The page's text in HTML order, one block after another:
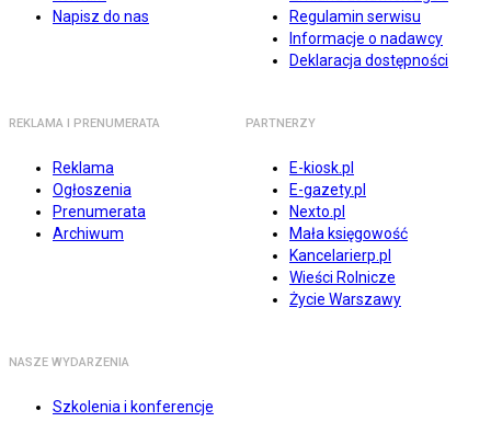
Napisz do nas
Regulamin serwisu
Informacje o nadawcy
Deklaracja dostępności
REKLAMA I PRENUMERATA
Reklama
Ogłoszenia
Prenumerata
Archiwum
PARTNERZY
E-kiosk.pl
E-gazety.pl
Nexto.pl
Mała księgowość
Kancelarierp.pl
Wieści Rolnicze
Życie Warszawy
NASZE WYDARZENIA
Szkolenia i konferencje